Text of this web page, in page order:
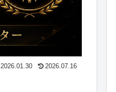
2026.01.30 2026.07.16